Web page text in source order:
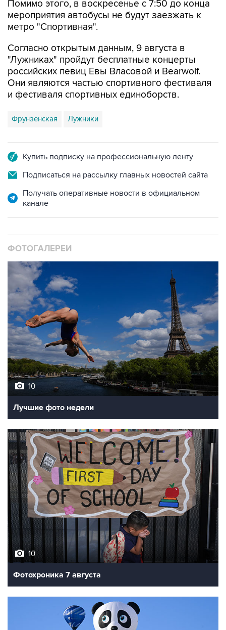
Помимо этого, в воскресенье с 7:50 до конца
мероприятия автобусы не будут заезжать к
метро "Спортивная".
Согласно открытым данным, 9 августа в
"Лужниках" пройдут бесплатные концерты
российских певиц Евы Власовой и Bearwolf.
Они являются частью спортивного фестиваля
и фестиваля спортивных единоборств.
Фрунзенская Лужники
Купить подписку на профессиональную ленту
Подписаться на рассылку главных новостей сайта
Получать оперативные новости в официальном
канале
ФОТОГАЛЕРЕИ
10
Лучшие фото недели
10
Фотохроника 7 августа